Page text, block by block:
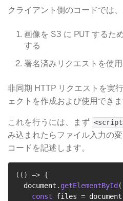
クライアント側のコードでは
画像を S3 に PUT するた
する
署名済みリクエストを使
非同期 HTTP リクエストを実
ェクトを作成および使用できま
これを行うには、まず
み込まれたらファイル入力の
コードを記述します。
( ( ) => {
  document
. getElementById (
const files = document